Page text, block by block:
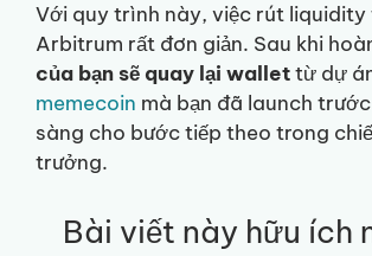
Với quy trình này, việc rút liquidity
Arbitrum rất đơn giản. Sau khi
của bạn sẽ quay lại wallettừ dự
memecoin mà bạn đã launch
sàng cho bước tiếp theo trong
trưởng.
Bài viết này hữu ích